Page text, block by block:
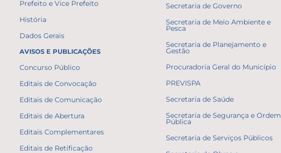
Prefeito e Vice Prefeito
História
Dados Gerais
AVISOS E PUBLICAÇÕES
Concurso Público
Editais de Convocação
Editais de Comunicação
Editais de Abertura
Editais Complementares
Editais de Retificação
Secretaria de Governo
Secretaria de Meio Ambiente e
Pesca
Secretaria de Planejamento e
Gestão
Procuradoria Geral do Município
PREVISPA
Secretaria de Saúde
Secretaria de Segurança e Ordem
Pública
Secretaria de Serviços Públicos